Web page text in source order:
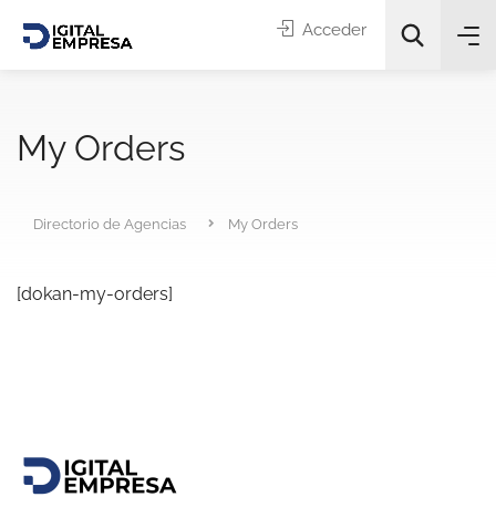
Acceder
My Orders
Directorio de Agencias My Orders
[dokan-my-orders]